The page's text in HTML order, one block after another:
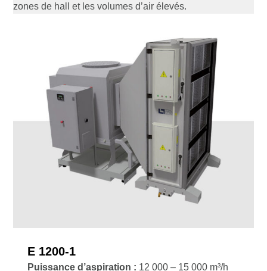
zones de hall et les volumes d’air élevés.
E 1200-1
Puissance d’aspiration : 12 000 – 15 000 m³/h